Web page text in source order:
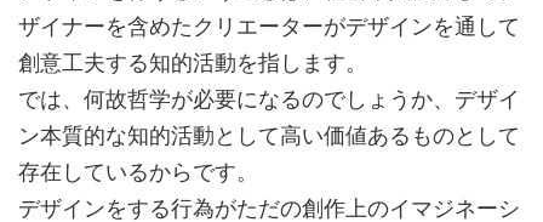
ザイナーを含めたクリエーターがデザインを通して
創意工夫する知的活動を指します。
では、何故哲学が必要になるのでしょうか、デザイ
ン本質的な知的活動として高い価値あるものとして
存在しているからです。
デザインをする行為がただの創作上のイマジネーシ